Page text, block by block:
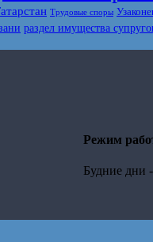
Трудовые споры
раздел имущества
Режим
Будние дни